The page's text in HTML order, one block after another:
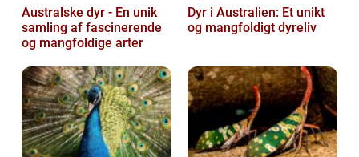
Australske dyr - En unik
samling af fascinerende
og mangfoldige arter
Dyr i Australien: Et unikt
og mangfoldigt dyreliv